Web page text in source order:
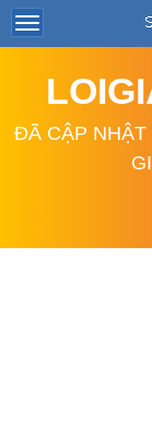
ĐÃ CẬP NHẬT